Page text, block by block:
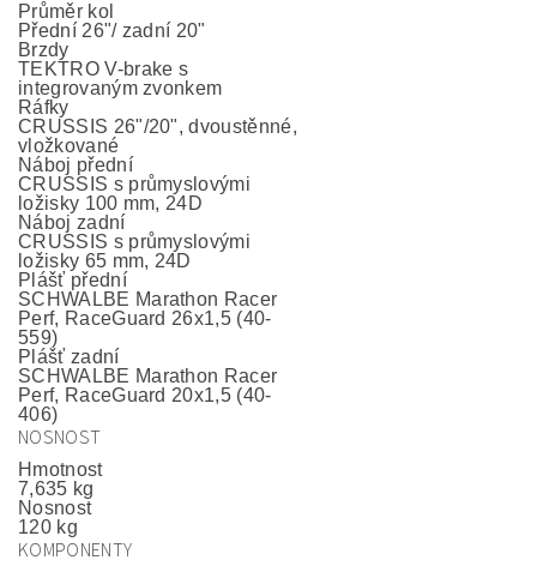
Průměr kol
Přední 26"/ zadní 20"
Brzdy
TEKTRO V-brake s
integrovaným zvonkem
Ráfky
CRUSSIS 26"/20", dvoustěnné,
vložkované
Náboj přední
CRUSSIS s průmyslovými
ložisky 100 mm, 24D
Náboj zadní
CRUSSIS s průmyslovými
ložisky 65 mm, 24D
Plášť přední
SCHWALBE Marathon Racer
Perf, RaceGuard 26x1,5 (40-
559)
Plášť zadní
SCHWALBE Marathon Racer
Perf, RaceGuard 20x1,5 (40-
406)
NOSNOST
Hmotnost
7,635 kg
Nosnost
120 kg
KOMPONENTY